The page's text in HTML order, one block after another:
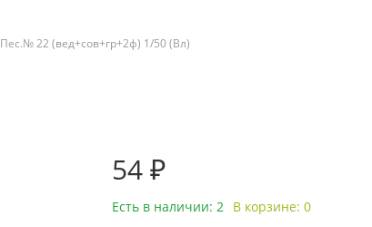
Пес.№ 22 (вед+сов+гр+2ф) 1/50 (Вл)
54 ₽
Есть в наличии: 2 В корзине: 0